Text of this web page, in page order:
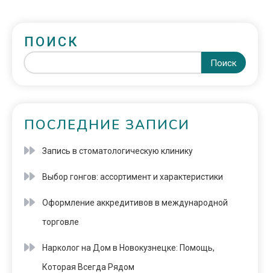
ПОИСК
Поиск
ПОСЛЕДНИЕ ЗАПИСИ
Запись в стоматологическую клинику
Выбор гонгов: ассортимент и характеристики
Оформление аккредитивов в международной
торговле
Нарколог на Дом в Новокузнецке: Помощь,
Которая Всегда Рядом